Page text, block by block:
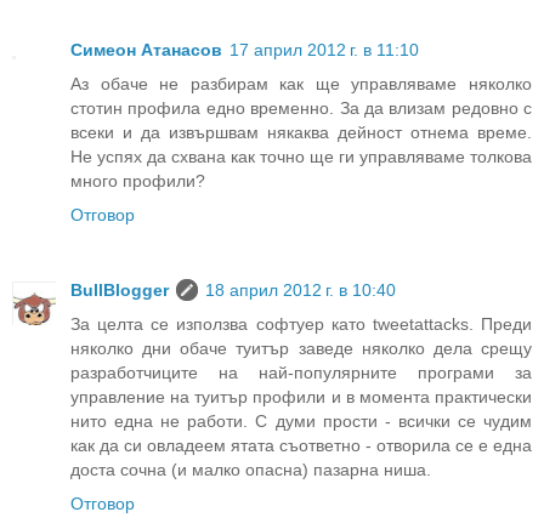
Симеон Атанасов 17 април 2012 г. в 11:10
Аз обаче не разбирам как ще управляваме няколко
стотин профила едно временно. За да влизам редовно с
всеки и да извършвам някаква дейност отнема време.
Не успях да схвана как точно ще ги управляваме толкова
много профили?
Отговор
BullBlogger
18 април 2012 г. в 10:40
За целта се използва софтуер като tweetattacks. Преди
няколко дни обаче туитър заведе няколко дела срещу
разработчиците на най-популярните програми за
управление на туитър профили и в момента практически
нито една не работи. С думи прости - всички се чудим
как да си овладеем ятата съответно - отворила се е една
доста сочна (и малко опасна) пазарна ниша.
Отговор